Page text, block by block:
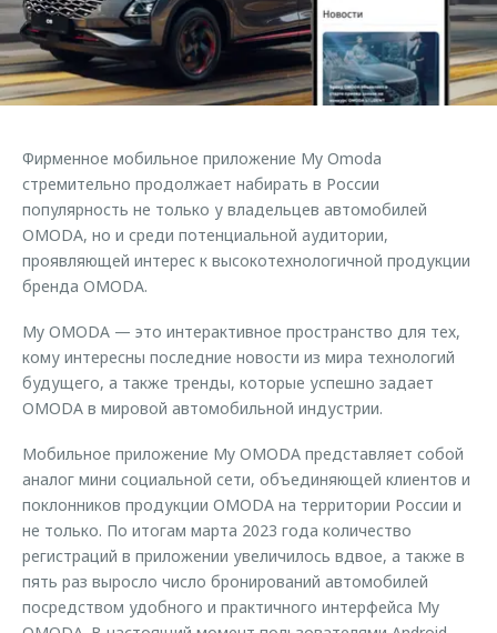
Страхование
Кредитный калькулятор
Аксессуары
Оригинальные аксессуары
Запчасти
Трейд-ин
Калькулятор трейд-ин
Руководства по эксплуатации
Клиентская поддержка
O&J Автоклуб
Приложение O&J
Аксессуары
Одежда и сувениры
Оригинальные аксессуары
Запчасти
Правовая информация
Обратная связь
Фирменное мобильное приложение My Omoda
стремительно продолжает набирать в России
популярность не только у владельцев автомобилей
OMODA, но и среди потенциальной аудитории,
проявляющей интерес к высокотехнологичной продукции
бренда OMODA.
My OMODA — это интерактивное пространство для тех,
кому интересны последние новости из мира технологий
будущего, а также тренды, которые успешно задает
OMODA в мировой автомобильной индустрии.
Мобильное приложение My OMODA представляет собой
аналог мини социальной сети, объединяющей клиентов и
поклонников продукции OMODA на территории России и
не только. По итогам марта 2023 года количество
регистраций в приложении увеличилось вдвое, а также в
пять раз выросло число бронирований автомобилей
посредством удобного и практичного интерфейса My